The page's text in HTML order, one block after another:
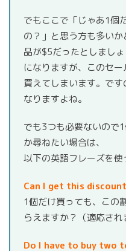
でもここで「じゃあ1個
の？」と思う方も多い
品が$5だったとしまし
になりますが、このセ
買えてしまいます。で
なりますよね。
でも3つも必要ないので
か尋ねたい場合は、
以下の英語フレーズを使
Can I get this
1個だけ買っても、この
らえますか？（適応され
Do I have to buy two